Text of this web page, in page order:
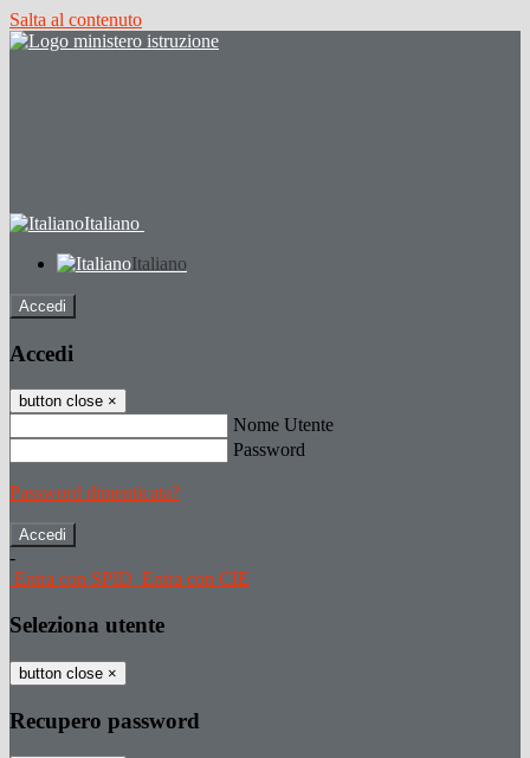
Salta al contenuto
Italiano
Italiano
Accedi
Accedi
button close ×
Nome Utente
Password
Password dimenticata?
-
Entra con SPID Entra con CIE
Seleziona utente
button close ×
Recupero password